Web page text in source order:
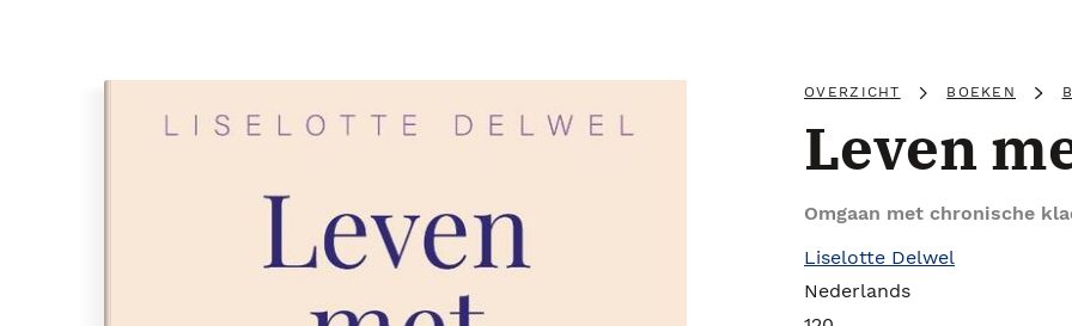
OVERZICHT BOEKEN
Leven
Omgaan met chronische
Liselotte Delwel
Nederlands